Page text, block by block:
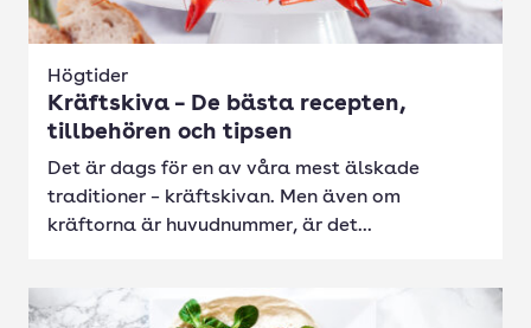
Högtider
Kräftskiva – De bästa recepten,
tillbehören och tipsen
Det är dags för en av våra mest älskade
traditioner – kräftskivan. Men även om
kräftorna är huvudnummer, är det...